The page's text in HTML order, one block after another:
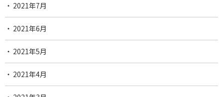
2021年7月
2021年6月
2021年5月
2021年4月